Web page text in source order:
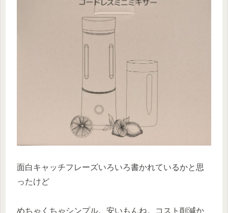
面白キャッチフレーズいろいろ書かれているかと思
ったけど
めちゃくちゃシンプル。安いもんね。コスト削減か